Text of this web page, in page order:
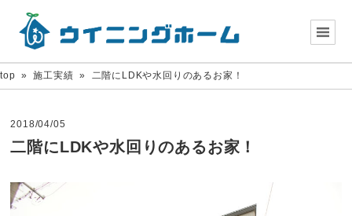
top »施工実績 » 二階にLDKや水回りのあるお家！
2018/04/05
二階にLDKや水回りのあるお家！